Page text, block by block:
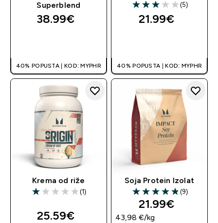
Superblend
38.99€‎
40% POPUSTA | KOD: MYPHR
3 out of 5 stars
(5)
21.99€‎
40% POPUSTA | KOD: MYPHR
Krema od riže
1 out of 5 stars
(1)
25.59€‎
Soja Protein Izolat
4.89 out of 5 stars
(9)
21.99€‎
43,98 €‎/kg